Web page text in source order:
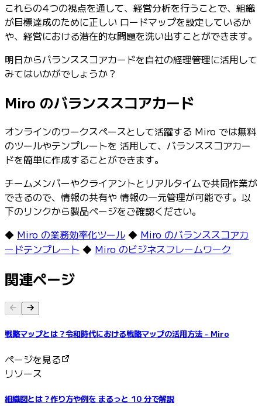
これらの4つの視点を通して、経営分析を行うことで、組織
が目標達成のために正しい ロードマップを設定しているか
や、経営における潜在的な問題を洗い出すことができます。
明日からバランススコアカードを自社の経理管理に活用して
みてはいかがでしょうか？
Miro のバランススコアカード
オンラインのワークスペースとして活躍する Miro では無料
のツールやテンプレートを 活用して、バランススコアカー
ドを簡単に作成することができます。
チームメンバーやクライアントとリアルタイムで共同作業が
できるので、情報の共有や 情報の一元管理が可能です。以
下のリンクから製品ページをご確認ください。
◆ Miro の業務効率化ツール ◆ Miro のバランススコアカ
ードテンプレート ◆ Miro のビジネスフレームワーク
関連ページ
戦略マップとは？令和時代における戦略マップの活用方法 - Miro
ページを見る
リソース
組織図とは？作り方や例を まるっと 10 分で解説